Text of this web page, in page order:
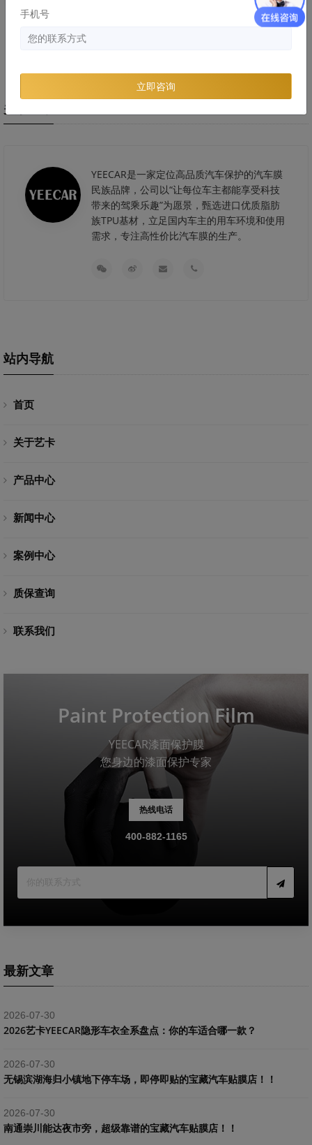
劣质隐形车危害：浪费的钱比膜
还贵！
隐形车衣和改色膜哪个好，两者
关于艺卡
YEECAR是一家定位高品质汽车保护的汽车膜
民族品牌，公司以“让每位车主都能享受科技
带来的驾乘乐趣”为愿景，甄选进口优质脂肪
族TPU基材，立足国内车主的用车环境和使用
需求，专注高性价比汽车膜的生产。
站内导航
首页
关于艺卡
产品中心
新闻中心
案例中心
质保查询
联系我们
Paint Protection Film
YEECAR漆面保护膜
您身边的漆面保护专家
热线电话
400-882-1165
最新文章
2026-07-30
2026艺卡YEECAR隐形车衣全系盘点：你的车适合哪一款？
2026-07-30
​无锡滨湖海归小镇地下停车场，即停即贴的宝藏汽车贴膜店！！
2026-07-30
南通崇川能达夜市旁，超级靠谱的宝藏汽车贴膜店！！
手机号
立即咨询